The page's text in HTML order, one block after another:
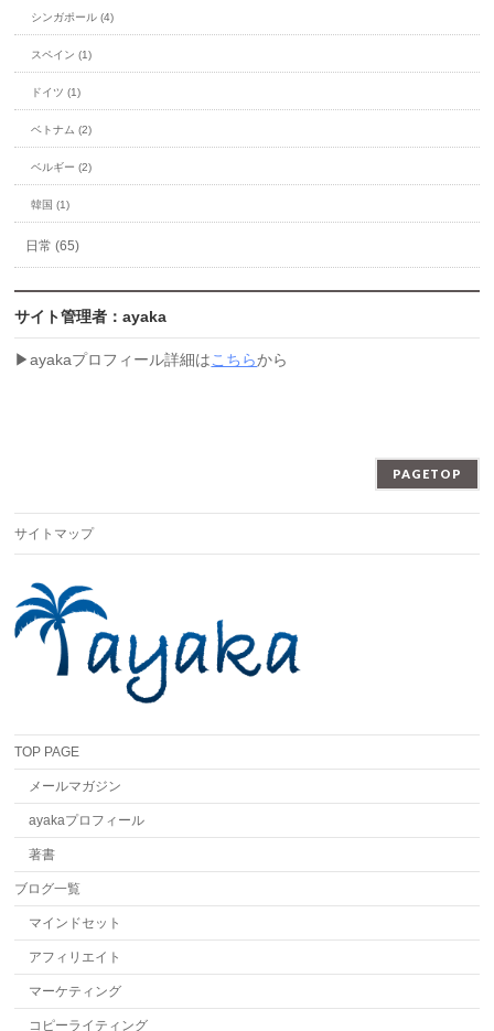
シンガポール (4)
スペイン (1)
ドイツ (1)
ベトナム (2)
ベルギー (2)
韓国 (1)
日常 (65)
サイト管理者：ayaka
▶︎ayakaプロフィール詳細はこちらから
PAGETOP
サイトマップ
TOP PAGE
メールマガジン
ayakaプロフィール
著書
ブログ一覧
マインドセット
アフィリエイト
マーケティング
コピーライティング